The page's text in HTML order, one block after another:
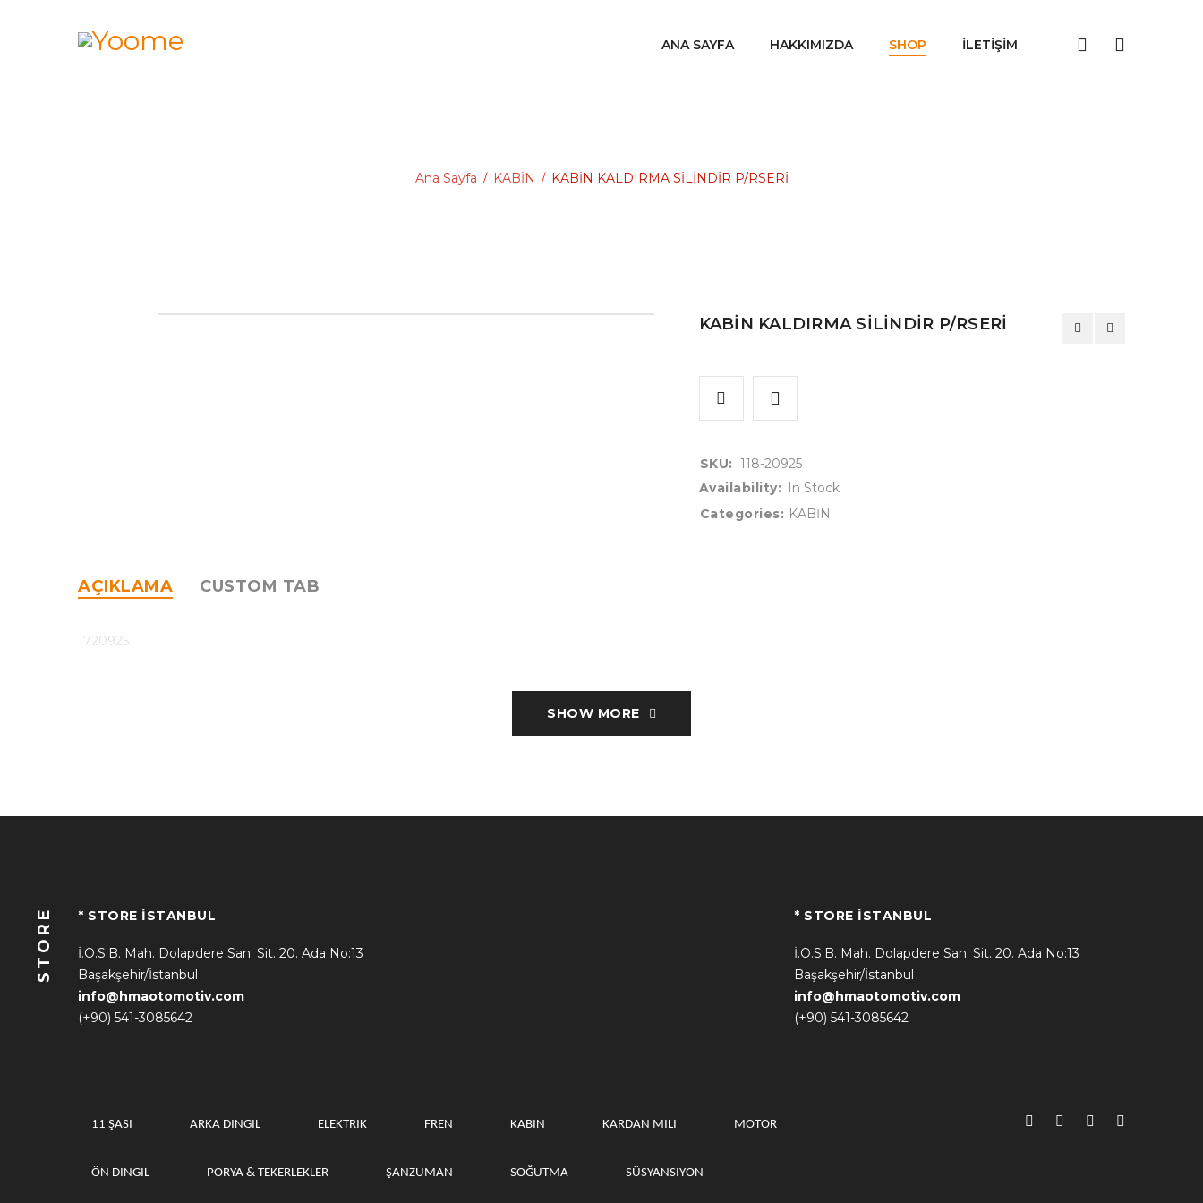
ANA SAYFA HAKKIMIZDA SHOP İLETIŞIM
Ana Sayfa / KABİN / KABİN KALDIRMA SİLİNDİR P/RSERİ
KABİN KALDIRMA SİLİNDİR P/RSERİ
SKU: 118-20925
Availability: In Stock
Categories: KABİN
AÇIKLAMA CUSTOM TAB
1720925
SHOW MORE
STORE * STORE İSTANBUL
İ.O.S.B. Mah. Dolapdere San. Sit. 20. Ada No:13
Başakşehir/İstanbul
info@hmaotomotiv.com
(+90) 541-3085642
* STORE İSTANBUL
İ.O.S.B. Mah. Dolapdere San. Sit. 20. Ada No:13
Başakşehir/İstanbul
info@hmaotomotiv.com
(+90) 541-3085642
11 ŞASI ARKA DINGIL ELEKTRIK FREN KABIN KARDAN MILI MOTOR
ÖN DINGIL PORYA & TEKERLEKLER ŞANZUMAN SOĞUTMA SÜSYANSIYON